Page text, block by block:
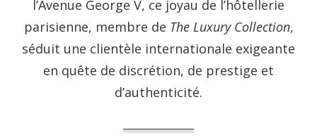
l’Avenue George V, ce joyau de l’hôtellerie
parisienne, membre de The Luxury Collection,
séduit une clientèle internationale exigeante
en quête de discrétion, de prestige et
d’authenticité.